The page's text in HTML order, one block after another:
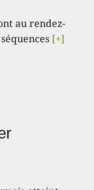
au rendez-
[+]